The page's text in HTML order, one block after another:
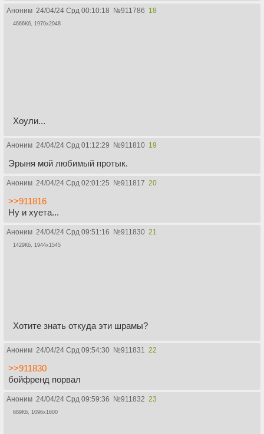
Аноним 24/04/24 Срд 00:10:18 №911786 18
4666Кб, 1970x2048
Хоули...
Аноним 24/04/24 Срд 01:12:29 №911810 19
Эрыня мой любимый протык.
Аноним 24/04/24 Срд 02:01:25 №911817 20
>>911816
Ну и хуета...
Аноним 24/04/24 Срд 09:51:16 №911830 21
1429Кб, 1944x1545
Хотите знать откуда эти шрамы?
Аноним 24/04/24 Срд 09:54:30 №911831 22
>>911830
бойфренд порвал
Аноним 24/04/24 Срд 09:59:36 №911832 23
689Кб, 1096x1600